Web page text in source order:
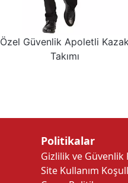
Özel Güvenlik Apoletli
Takımı
Politikalar
Gizlilik ve Güvenlik
Site Kullanım